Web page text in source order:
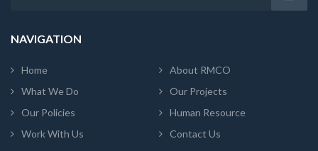
NAVIGATION
Home
About RMCO
What We Do
Our Projects
Our Policies
Human Resource
Work With Us
Contact Us